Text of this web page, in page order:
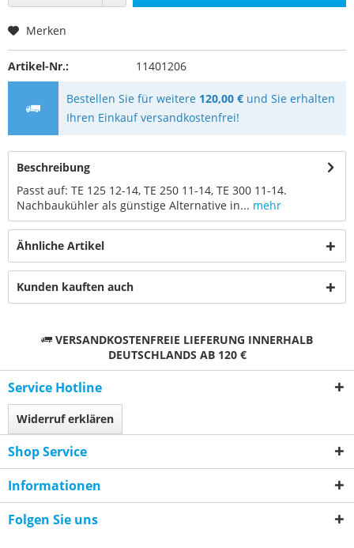
Merken
Artikel-Nr.: 11401206
Bestellen Sie für weitere 120,00 € und Sie erhalten
Ihren Einkauf versandkostenfrei!
Beschreibung
Passt auf: TE 125 12-14, TE 250 11-14, TE 300 11-14.
Nachbaukühler als günstige Alternative in... mehr
Ähnliche Artikel
Kunden kauften auch
VERSANDKOSTENFREIE LIEFERUNG INNERHALB
DEUTSCHLANDS AB 120 €
Service Hotline
Widerruf erklären
Shop Service
Informationen
Folgen Sie uns